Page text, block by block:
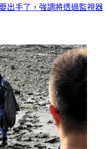
出手了，強調將透過監視器